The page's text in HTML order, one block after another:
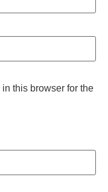
this browser for the